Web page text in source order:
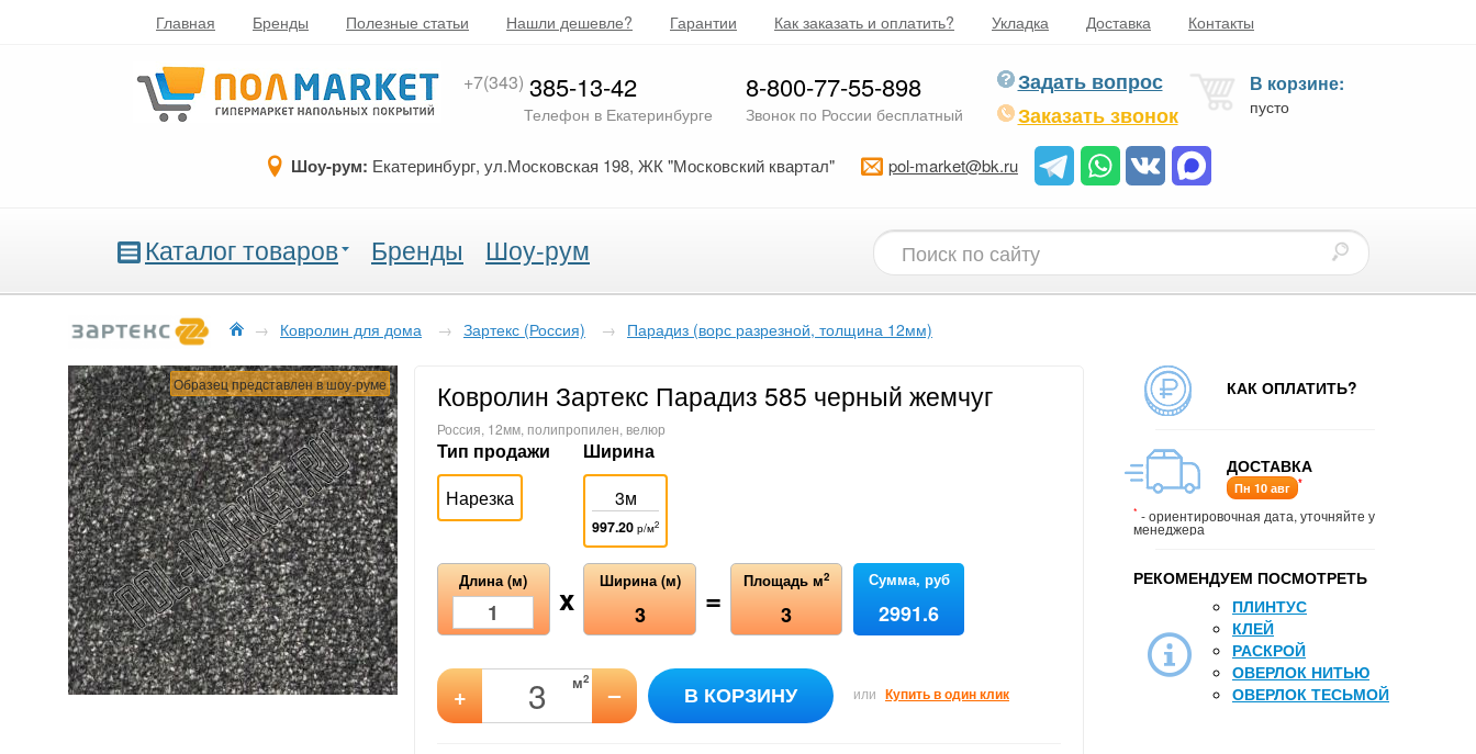
Главная Бренды Полезные статьи Нашли дешевле? Гарантии Как заказать и оплатить? Укладка Доставка Контакты
+7(343) 385-13-42
Телефон в Екатеринбурге
8-800-77-55-898
Звонок по России бесплатный
Задать вопрос
Заказать звонок
В корзине:
пусто
Шоу-рум: Екатеринбург, ул.Московская 198, ЖК "Московский квартал" pol-market@bk.ru
Каталог товаров Бренды Шоу-рум
→ Ковролин для дома → Зартекс (Россия) → Парадиз (ворс разрезной, толщина 12мм)
Образец представлен в шоу-руме Ковролин Зартекс Парадиз 585 черный жемчуг
Россия, 12мм, полипропилен, велюр
Тип продажи
Нарезка
Ширина
3м
997.20 р/м2
Длина (м) x Ширина (м)
3 = Площадь м2
3
Сумма, руб
2991.6
+ м2 – В КОРЗИНУ или Купить в один клик
КАК ОПЛАТИТЬ?
ДОСТАВКА
Пн 10 авг *
* - ориентировочная дата, уточняйте у
менеджера
РЕКОМЕНДУЕМ ПОСМОТРЕТЬ
ПЛИНТУС
КЛЕЙ
РАСКРОЙ
ОВЕРЛОК НИТЬЮ
ОВЕРЛОК ТЕСЬМОЙ